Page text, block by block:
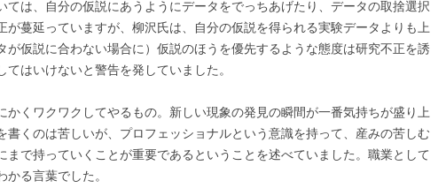
ては、自分の仮説にあうようにデータをでっちあげたり、データの取捨選択
が蔓延っていますが、柳沢氏は、自分の仮説を得られる実験データよりも上
が仮説に合わない場合に）仮説のほうを優先するような態度は研究不正を誘
はいけないと警告を発していました。
かくワクワクしてやるもの。新しい現象の発見の瞬間が一番気持ちが盛り上
書くのは苦しいが、プロフェッショナルという意識を持って、産みの苦しむ
まで持っていくことが重要であるということを述べていました。職業として
る言葉でした。